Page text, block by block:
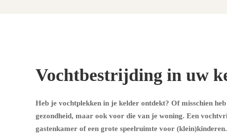
Vochtbestrijding in uw
Heb je vochtplekken in je kelder ontdekt? Of misschien
gezondheid, maar ook voor die van je woning. Een
gastenkamer of een grote speelruimte voor (klein)kinderen.